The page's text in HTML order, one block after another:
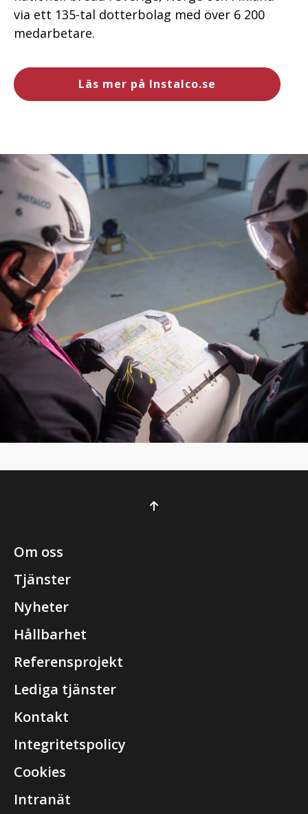
via ett 135-tal dotterbolag med över 6 200
medarbetare.
Läs mer på Instalco.se
Om oss
Tjänster
Nyheter
Hållbarhet
Referensprojekt
Lediga tjänster
Kontakt
Integritetspolicy
Cookies
Intranät